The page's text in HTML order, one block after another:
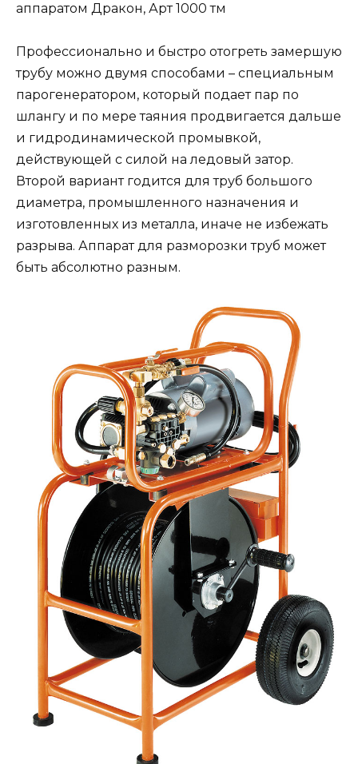
аппаратом Дракон, Арт 1000 тм
Профессионально и быстро отогреть замершую
трубу можно двумя способами – специальным
парогенератором, который подает пар по
шлангу и по мере таяния продвигается дальше
и гидродинамической промывкой,
действующей с силой на ледовый затор.
Второй вариант годится для труб большого
диаметра, промышленного назначения и
изготовленных из металла, иначе не избежать
разрыва. Аппарат для разморозки труб может
быть абсолютно разным.